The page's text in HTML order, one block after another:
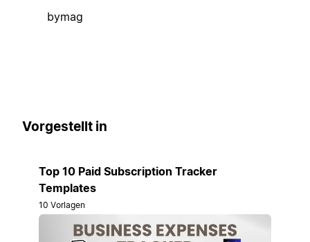
bymag
Vorgestellt in
Top 10 Paid Subscription Tracker
Templates
10 Vorlagen